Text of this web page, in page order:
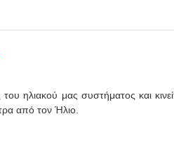
ηλιακού μας συστήματος και
από τον Ήλιο.